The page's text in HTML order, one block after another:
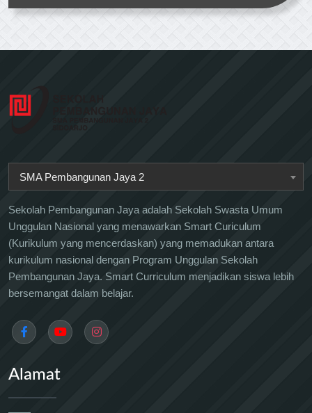
SMA Pembangunan Jaya 2
Sekolah Pembangunan Jaya adalah Sekolah Swasta Umum
Unggulan Nasional yang menawarkan Smart Curiculum
(Kurikulum yang mencerdaskan) yang memadukan antara
kurikulum nasional dengan Program Unggulan Sekolah
Pembangunan Jaya. Smart Curriculum menjadikan siswa lebih
bersemangat dalam belajar.
Alamat